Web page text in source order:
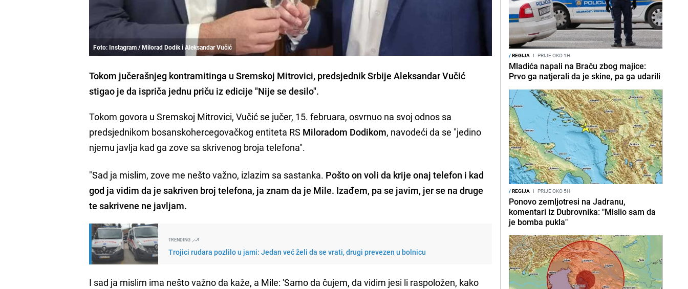
Foto: Instagram / Milorad Dodik i Aleksandar Vučić
Tokom jučerašnjeg kontramitinga u Sremskoj Mitrovici, predsjednik SrbijeAleksandar Vučić
stigao je da ispriča jednu priču iz edicije "Nije se desilo".
Tokom govora u Sremskoj Mitrovici, Vučić se jučer, 15. februara, osvrnuo na svoj odnos sa
predsjednikom bosanskohercegovačkog entiteta RS Miloradom Dodikom, navodeći da se "jedino
njemu javlja kad ga zove sa skrivenog broja telefona".
"Sad ja mislim, zove me nešto važno, izlazim sa sastanka. Pošto on voli da krije onaj telefon i kad
god ja vidim da je sakriven broj telefona, ja znam da je Mile. Izađem, pa se javim, jer se na druge
te sakrivene ne javljam.
TRENDING
Trojici rudara pozlilo u jami: Jedan već želi da se vrati, drugi prevezen u bolnicu
I sad ja mislim ima nešto važno da kaže, a Mile: 'Samo da čujem, da vidim jesi li raspoložen, kako
/REGIJA I PRIJE OKO 1H
Mladića napali na Braču zbog majice:
Prvo ga natjerali da je skine, pa ga udarili
/REGIJA I PRIJE OKO 5H
Ponovo zemljotresi na Jadranu,
komentari iz Dubrovnika: "Mislio sam da
je bomba pukla"